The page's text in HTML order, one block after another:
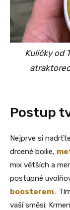
Kuličkyod
Postup
Nejprve si
drcené boilie,
mix větších a
postupné
boosterem.
vaší směsi.